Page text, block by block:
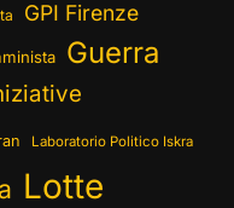
GPI Firenze
Guerra
Laboratorio Politico Iskra
Lotte